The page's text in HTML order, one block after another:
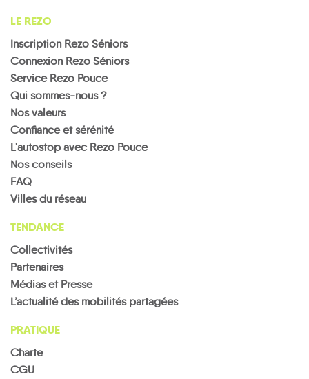
LE REZO
Inscription Rezo Séniors
Connexion Rezo Séniors
Service Rezo Pouce
Qui sommes-nous ?
Nos valeurs
Confiance et sérénité
L'autostop avec Rezo Pouce
Nos conseils
FAQ
Villes du réseau
TENDANCE
Collectivités
Partenaires
Médias et Presse
L’actualité des mobilités partagées
PRATIQUE
Charte
CGU